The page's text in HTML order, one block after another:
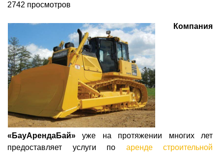
2742 просмотров
Компания
«БауАрендаБай» уже на протяжении многих лет
предоставляет услуги по аренде строительной